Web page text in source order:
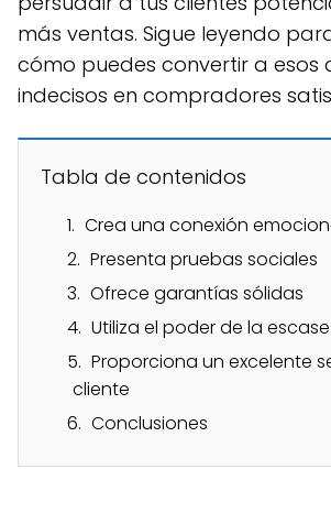
más ventas. Sigue leyendo
cómo puedes convertir a esos
indecisos en compradores
Tabla de contenidos
Crea una conexión
Presenta pruebas sociales
Ofrece garantías sólidas
Utiliza el poder de la
Proporciona un excelente
cliente
Conclusiones